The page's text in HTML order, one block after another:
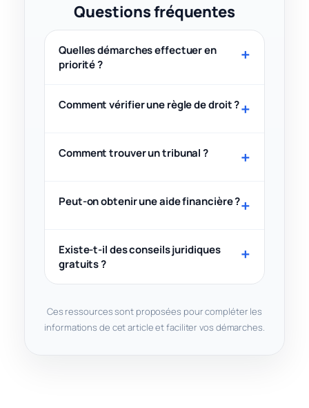
Questions fréquentes
Quelles démarches effectuer en
priorité ?
Comment vérifier une règle de droit ?
Comment trouver un tribunal ?
Peut-on obtenir une aide financière ?
Existe-t-il des conseils juridiques
gratuits ?
Ces ressources sont proposées pour compléter les
informations de cet article et faciliter vos démarches.